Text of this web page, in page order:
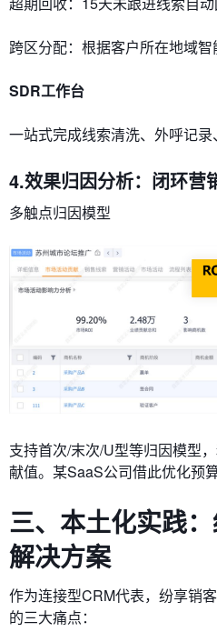
跨区分配​​：根据客户所在地域
​​SDR工作台​​
一站式完成线索清洗、外呼记录
4.效果归因分析：闭环营
​​多触点归因模型​​
支持首次/末次/U型等归因模型
献值。某SaaS公司借此优化预
三、本土化实践
解决方案
作为连接型CRM代表，纷享销
的三大痛点：